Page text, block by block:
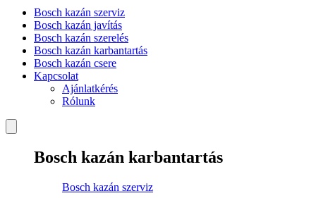
Bosch kazán szerviz
Bosch kazán javítás
Bosch kazán szerelés
Bosch kazán karbantartás
Bosch kazán csere
Kapcsolat
Ajánlatkérés
Rólunk
Bosch kazán karbantartás
Bosch kazán szerviz